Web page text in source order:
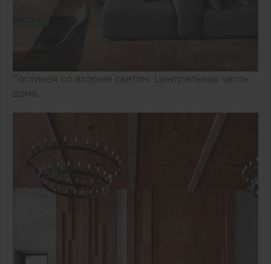
Гостиная со вторым светом. Центральная часть
дома.